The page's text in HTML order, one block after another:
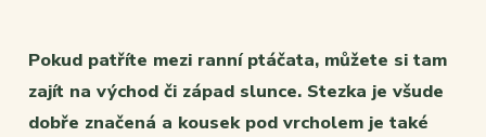
Pokud patříte mezi ranní ptáčata, můžete si tam
zajít na východ či západ slunce. Stezka je všude
dobře značená a kousek pod vrcholem je také